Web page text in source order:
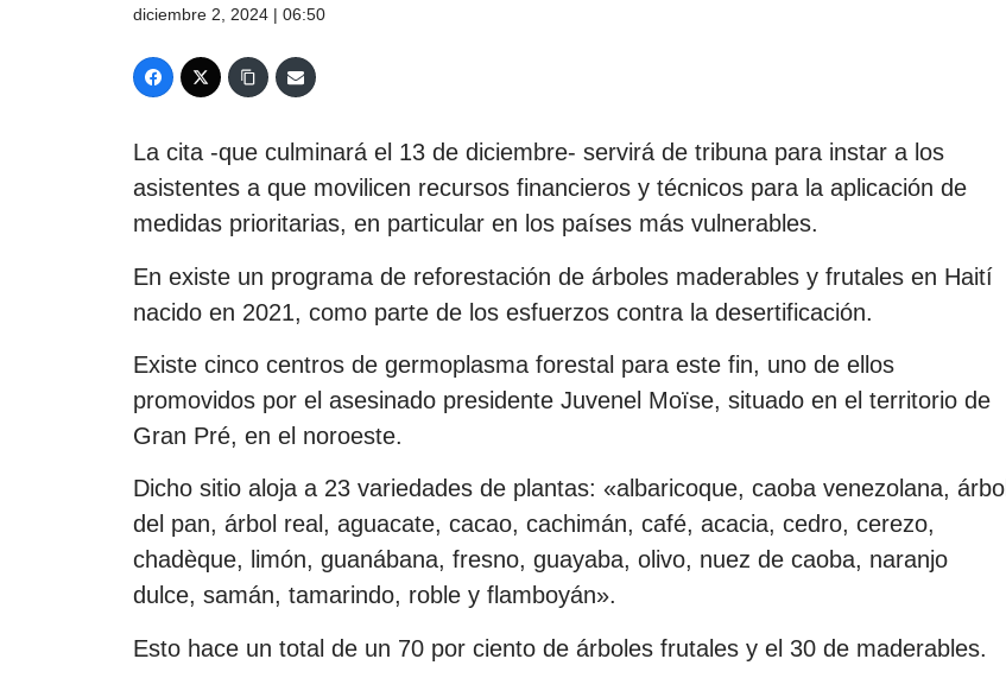
diciembre 2, 2024 | 06:50
La cita -que culminará el 13 de diciembre- servirá de tribuna para instar a los
asistentes a que movilicen recursos financieros y técnicos para la aplicación de
medidas prioritarias, en particular en los países más vulnerables.
En existe un programa de reforestación de árboles maderables y frutales en Haití
nacido en 2021, como parte de los esfuerzos contra la desertificación.
Existe cinco centros de germoplasma forestal para este fin, uno de ellos
promovidos por el asesinado presidente Juvenel Moïse, situado en el territorio de
Gran Pré, en el noroeste.
Dicho sitio aloja a 23 variedades de plantas: «albaricoque, caoba venezolana, árbol
del pan, árbol real, aguacate, cacao, cachimán, café, acacia, cedro, cerezo,
chadèque, limón, guanábana, fresno, guayaba, olivo, nuez de caoba, naranjo
dulce, samán, tamarindo, roble y flamboyán».
Esto hace un total de un 70 por ciento de árboles frutales y el 30 de maderables.